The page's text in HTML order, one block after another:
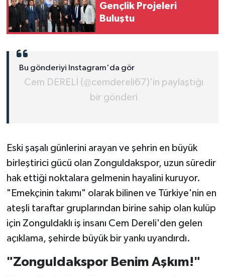
Gençlik Projeleri
Buluştu
Bu gönderiyi Instagram'da gör
Cem DERELİ (@cemdereli67)'in paylaştığı
bir gönderi
Eski şaşalı günlerini arayan ve şehrin en büyük
birleştirici gücü olan Zonguldakspor, uzun süredir
hak ettiği noktalara gelmenin hayalini kuruyor.
"Emekçinin takımı" olarak bilinen ve Türkiye'nin en
ateşli taraftar gruplarından birine sahip olan kulüp
için Zonguldaklı iş insanı Cem Dereli'den gelen
açıklama, şehirde büyük bir yankı uyandırdı.
"Zonguldakspor Benim Aşkım!"